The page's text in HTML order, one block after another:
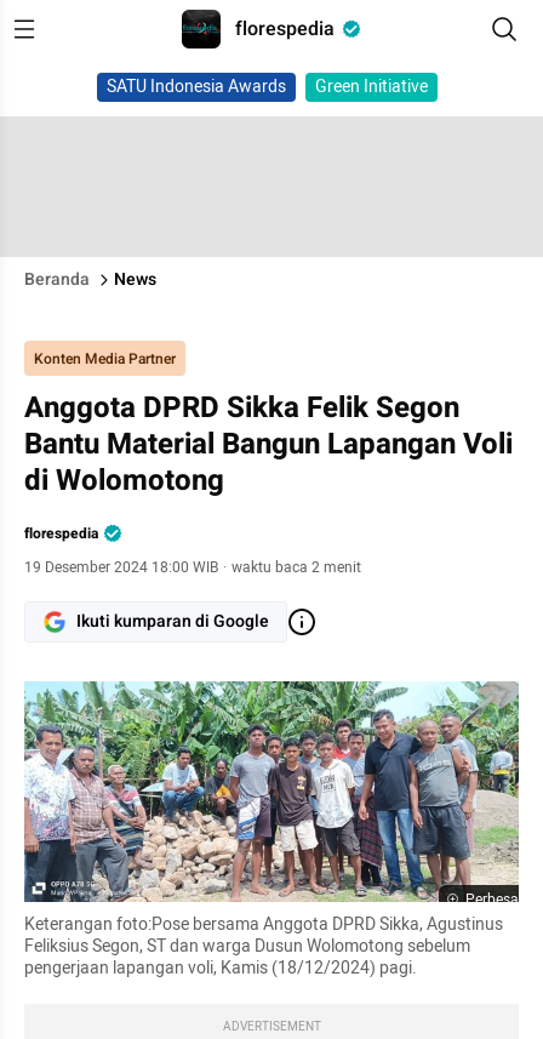
florespedia
SATU Indonesia Awards Green Initiative
Beranda News
Konten Media Partner
Anggota DPRD Sikka Felik Segon
Bantu Material Bangun Lapangan Voli
di Wolomotong
florespedia
19 Desember 2024 18:00 WIB · waktu baca 2 menit
Ikuti kumparan di Google
Perbesar
Keterangan foto:Pose bersama Anggota DPRD Sikka, Agustinus
Feliksius Segon, ST dan warga Dusun Wolomotong sebelum
pengerjaan lapangan voli, Kamis (18/12/2024) pagi.
ADVERTISEMENT